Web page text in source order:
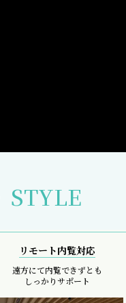
STYLE
リモート内覧対応
遠方にて内覧できずとも
しっかりサポート